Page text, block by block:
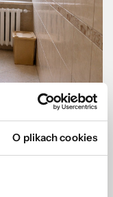
O plikach cookies